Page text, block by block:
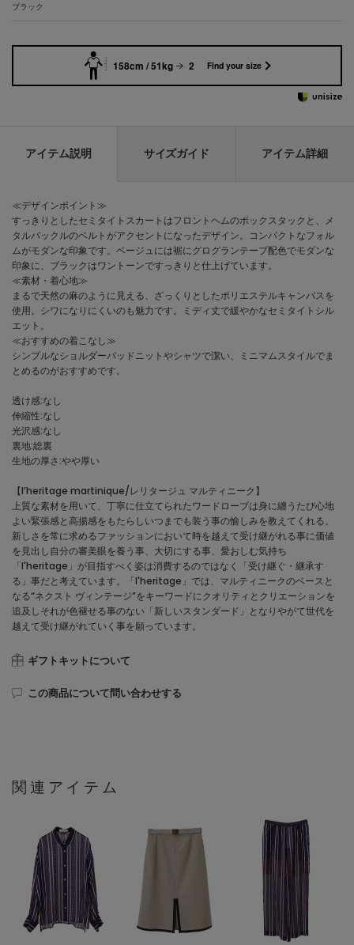
ブラック
158cm / 51kg 2 Find your size
アイテム説明 サイズガイド アイテム詳細
≪デザインポイント≫
すっきりとしたセミタイトスカートはフロントヘムのボックスタックと、メ
タルバックルのベルトがアクセントになったデザイン。コンパクトなフォル
ムがモダンな印象です。ベージュには裾にグログランテープ配色でモダンな
印象に、ブラックはワントーンですっきりと仕上げています。
≪素材・着心地≫
まるで天然の麻のように見える、ざっくりとしたポリエステルキャンバスを
使用。シワになりにくいのも魅力です。ミディ丈で緩やかなセミタイトシル
エット。
≪おすすめの着こなし≫
シンプルなショルダーパッドニットやシャツで潔い、ミニマムスタイルでま
とめるのがおすすめです。
透け感:なし
伸縮性:なし
光沢感:なし
裏地:総裏
生地の厚さ:やや厚い
【l’heritage martinique/レリタージュ マルティニーク】
上質な素材を用いて、丁寧に仕立てられたワードローブは身に纏うたび心地
よい緊張感と高揚感をもたらしいつまでも装う事の愉しみを教えてくれる。
新しさを常に求めるファッションにおいて時を越えて受け継がれる事に価値
を見出し自分の審美眼を養う事、大切にする事、愛おしむ気持ち
「l'heritage」が目指すべく姿は消費するのではなく「受け継ぐ・継承す
る」事だと考えています。「l'heritage」では、マルティニークのベースと
なる“ネクスト ヴィンテージ”をキーワードにクオリティとクリエーションを
追及しそれが色褪せる事のない「新しいスタンダード」となりやがて世代を
越えて受け継がれていく事を願っています。
ギフトキットについて
この商品について問い合わせする
関連アイテム